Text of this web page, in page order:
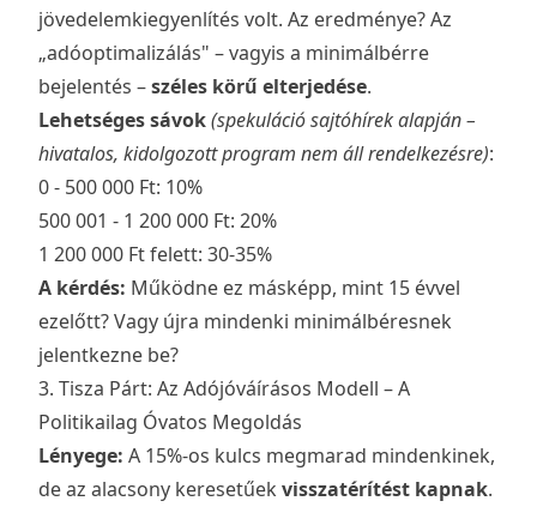
jövedelemkiegyenlítés volt. Az eredménye? Az
„adóoptimalizálás" – vagyis a minimálbérre
bejelentés –széles körű elterjedése.
Lehetséges sávok(spekuláció sajtóhírek alapján –
hivatalos, kidolgozott program nem áll rendelkezésre):
0 - 500 000 Ft: 10%
500 001 - 1 200 000 Ft: 20%
1 200 000 Ft felett: 30-35%
A kérdés: Működne ez másképp, mint 15 évvel
ezelőtt? Vagy újra mindenki minimálbéresnek
jelentkezne be?
3. Tisza Párt: Az Adójóváírásos Modell – A
Politikailag Óvatos Megoldás
Lényege: A 15%-os kulcs megmarad mindenkinek,
de az alacsony keresetűek visszatérítést kapnak.